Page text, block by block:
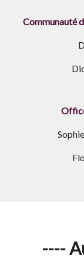
Communauté
----